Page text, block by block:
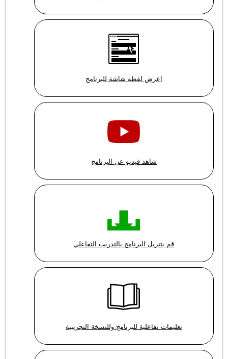
اعرض لقطة شاشة للبرنامج
شاهد فيديو عن البرنامج
قم بتنزيل البرنامج بالتدريب التفاعلي
تعليمات تفاعلية للبرنامج وللنسخة التجريبية